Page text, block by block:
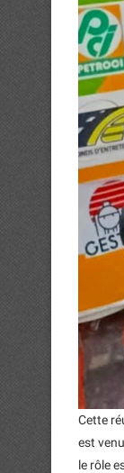
Cette
est
le rôle